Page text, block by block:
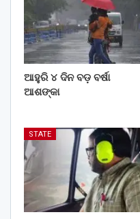
ଆହୁରି ୪ ଦିନ ବଡ଼ ବର୍ଷା
ଆଶଙ୍କା
STATE